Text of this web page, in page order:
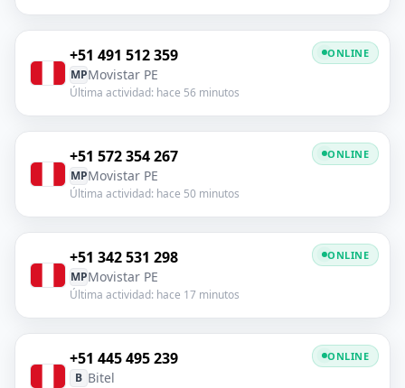
+51 491 512 359
MPMovistar PE
Última actividad: hace 56 minutos
ONLINE
+51 572 354 267
MPMovistar PE
Última actividad: hace 50 minutos
ONLINE
+51 342 531 298
MPMovistar PE
Última actividad: hace 17 minutos
ONLINE
+51 445 495 239
B Bitel
ONLINE